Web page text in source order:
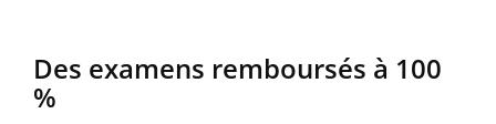
Des examens remboursés à 100
%